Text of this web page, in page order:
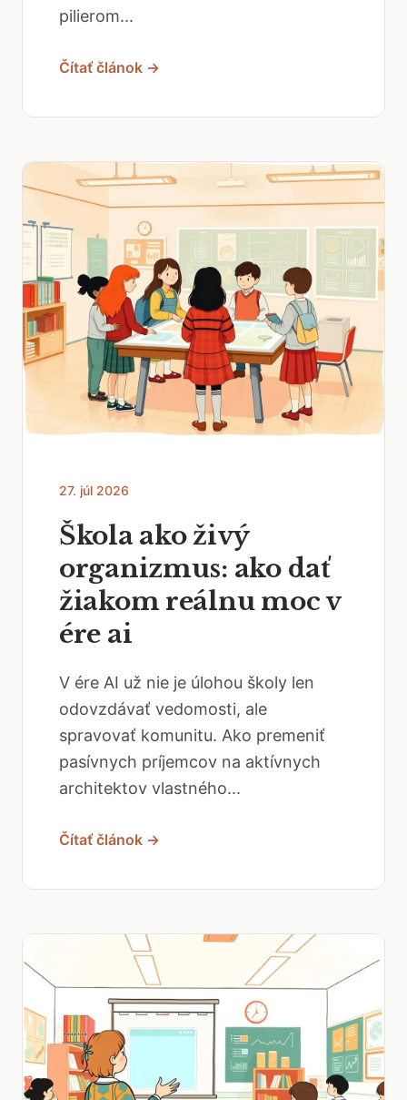
pilierom...
Čítať článok →
27. júl 2026
Škola ako živý
organizmus: ako dať
žiakom reálnu moc v
ére ai
V ére AI už nie je úlohou školy len
odovzdávať vedomosti, ale
spravovať komunitu. Ako premeniť
pasívnych príjemcov na aktívnych
architektov vlastného...
Čítať článok →